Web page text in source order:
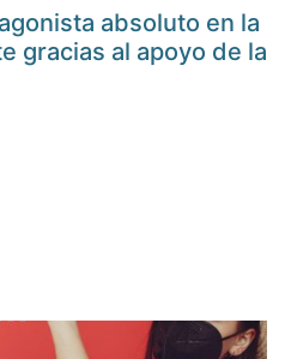
absoluto en la
gracias al apoyo de la